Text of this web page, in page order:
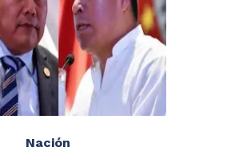
Nación